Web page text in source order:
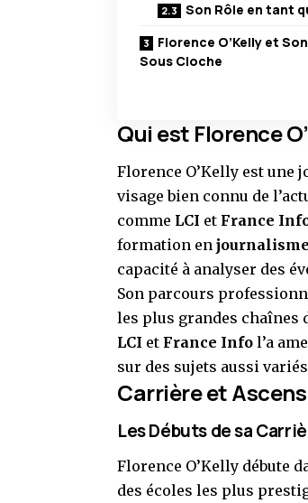
Son Rôle en tant
Florence O’Kelly et
Sous Cloche
Qui est Florence
Florence O’Kelly est une
visage bien connu de
comme LCI et France
formation en journalisme
capacité à analyser des
Son parcours
les plus grandes chaînes
LCI et France Info l’a
sur des sujets aussi
Carrière et
Les Débuts de sa
Florence O’Kelly débute
des écoles les plus